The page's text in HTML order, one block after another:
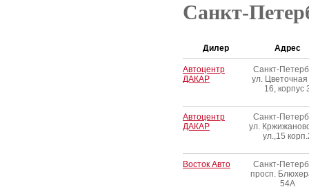
Санкт-
Дилер Адрес
Автоцентр
ДАКАР
Санкт-
ул. Цветочная
16, корпус
Автоцентр
ДАКАР
Санкт-
ул.
ул.,15
Восток Авто
Санкт-
просп.
54А